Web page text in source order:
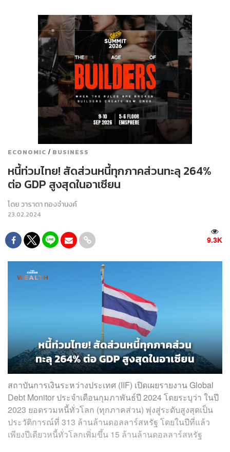
ECONOMIC / BUSINESS
หนี้ท่วมไทย! สัดส่วนหนี้ทุกภาคส่วนทะลุ 264%
ต่อ GDP สูงสุดในอาเซียน
โดยวาราดา ทองจำนงค์
23.02.2024
9.3K
สถาบันการเงินระหว่างประเทศ (IIF) เปิดเผยรายงาน Global
Debt Monitor ประจำเดือนกุมภาพันธ์ปี 2024 โดยระบุว่า ในปี
2023 ยอดรวมหนี้ทั่วโลก (ทุกภาคส่วน) พุ่งสู่ระดับสูงสุดเป็น
ประวัติการณ์ที่ 313 ล้านล้านดอลลาร์สหรัฐ โดยในปีที่แล้ว
เพียงปีเดียวหนี้ทั่วโลกเพิ่มขึ้น 15 ล้านล้านดอลลาร์สหรัฐ